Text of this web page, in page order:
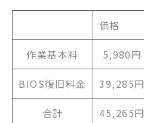
価格
作業基本料 5,980円
BIOS復旧料金 39,285円
合計 45,265円